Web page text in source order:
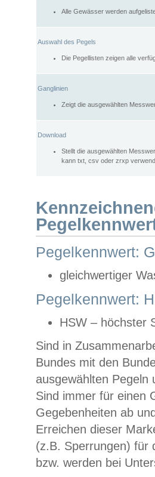
Alle Gewässer werden
Auswahl des Pegels
Die Pegellisten zeigen alle
Ganglinien
Zeigt die ausgewählten
Download
Stellt die ausgewählten
kann txt, csv oder zrxp
Pegelkennwert:
gleichwertiger
Pegelkennwert:
HSW – höchster
Sind in
Bundes mit den
ausgewählten
Sind immer für einen
Gegebenheiten ab
Erreichen dieser
(z.B. Sperrungen) für
bzw. werden bei